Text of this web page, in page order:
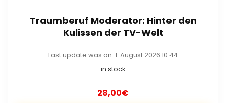
Traumberuf Moderator: Hinter den
Kulissen der TV-Welt
Last update was on: 1. August 2026 10:44
in stock
28,00€